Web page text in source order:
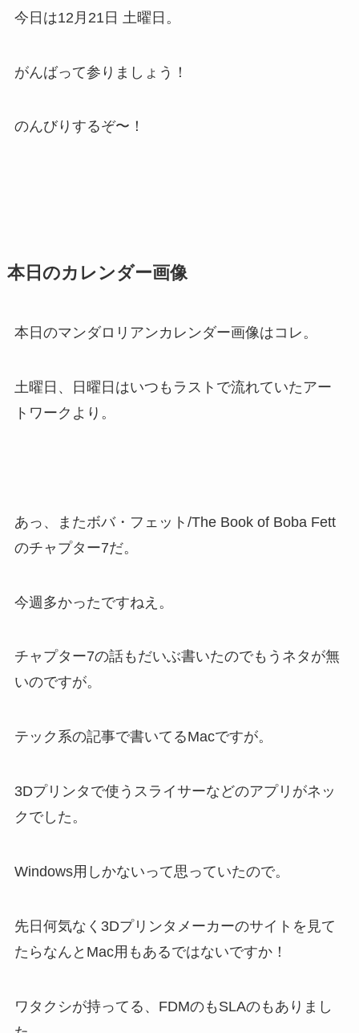
今日は12月21日 土曜日。
がんばって参りましょう！
のんびりするぞ〜！
本日のカレンダー画像
本日のマンダロリアンカレンダー画像はコレ。
土曜日、日曜日はいつもラストで流れていたアー
トワークより。
あっ、またボバ・フェット/The Book of Boba Fett
のチャプター7だ。
今週多かったですねえ。
チャプター7の話もだいぶ書いたのでもうネタが無
いのですが。
テック系の記事で書いてるMacですが。
3Dプリンタで使うスライサーなどのアプリがネッ
クでした。
Windows用しかないって思っていたので。
先日何気なく3Dプリンタメーカーのサイトを見て
たらなんとMac用もあるではないですか！
ワタクシが持ってる、FDMのもSLAのもありまし